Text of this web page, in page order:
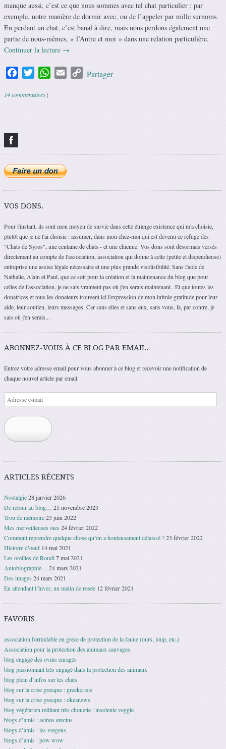
manque aussi, c’est ce que nous sommes avec tel chat particulier : par
exemple, notre manière de dormir avec, ou de l’appeler par mille surnoms.
En perdant un chat, c’est banal à dire, mais nous perdons également une
partie de nous-mêmes, « l’Autre et moi » dans une relation particulière.
Continuer la lecture →
FacebookTwitterWhatsApp
Email Copy
Partager
14 commentaires |
VOS DONS.
Pour l'instant, ils sont mon moyen de survie dans cette étrange existence qui m'a choisie,
plutôt que je ne l'ai choisie : assumer, dans mon chez-moi qui est devenu ce refuge des
"Chats de Syros", une centaine de chats - et une chienne. Vos dons sont désormais versés
directement au compte de l'association, association qui donne à cette (petite et dispendieuse)
entreprise une assise légale nécessaire et une plus grande visi/lisibilité. Sans l'aide de
Nathalie, Alain et Paul, que ce soit pour la création et la maintenance du blog que pour
celles de l'association, je ne sais vraiment pas où j'en serais maintenant.. Et que toutes les
donatrices et tous les donateurs trouvent ici l'expression de mon infinie gratitude pour leur
aide, leur soutien, leurs messages. Car sans elles et sans eux, sans vous, là, par contre, je
sais où j'en serais...
ABONNEZ-VOUS À CE BLOG PAR EMAIL.
Entrez votre adresse email pour vous abonner à ce blog et recevoir une notification de
chaque nouvel article par email.
Adresse
e-
mail
ARTICLES RÉCENTS
Nostalgie28 janvier 2026
De retour au blog…
21 novembre 2023
Trou de mémoire23 juin 2022
Mes merveilleuses oies 24 février 2022
Comment reprendre quelque chose qu’on a honteusement délaissé ?23 février 2022
Histoire d’oeuf 14 mai 2021
Les oreilles de Roudi7 mai 2021
Autobiographie… 24 mars 2021
Des images 24 mars 2021
En attendant l’hiver, un matin de rosée 12 février 2021
FAVORIS
association formidable en grèce de protection de la faune (ours, loup, etc.)
Association pour la protection des animaux sauvages
blog engagé des ovins enragés
blog passionnant très engagé dans la protection des animaux
blog plein d’infos sur les chats
blog sur la crise grecque : greekcrisis
blog sur la crise grecque : okeanews
blog végétarien militant très chouette : insolente veggie
blogs d’amis : asinus erectus
blogs d’amis : les vregens
blogs d’amis : pow wow